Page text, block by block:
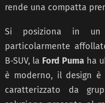
rende una compatta
Si posiziona in un
particolarmente
B-SUV, la Ford Pumaha
è moderno, il design
caratterizzato da